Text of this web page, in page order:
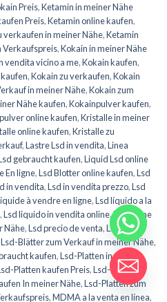
Preis,Ketamin in meiner Nähe
Preis,Ketamin online kaufen,
verkaufen in meiner Nähe,Ketamin
Verkaufspreis,Kokain in meiner Nähe
vendita vicino a me,Kokain kaufen,
,Kokain zu verkaufen,Kokain
in meiner Nähe,Kokain zum
Nähe kaufen,Kokainpulver kaufen,
online kaufen,Kristalle in meiner
online kaufen,Kristalle zu
,Lastre Lsd in vendita,Linea
gebraucht kaufen,Liquid Lsd online
En ligne,Lsd Blotter online kaufen,Lsd
in vendita,Lsd in vendita prezzo,Lsd
à vendre en ligne,Lsd líquido a la
,Lsd liquido in vendita online,Lsd online
Nähe,Lsd precio de venta,LSD
Lsd-Blätter zum Verkauf in meiner Nähe,
kaufen,Lsd-Platten in meiner
Platten kaufen Preis,Lsd-Platten
In meiner Nähe,Lsd-Platten zum
,MDMA a la venta en línea,